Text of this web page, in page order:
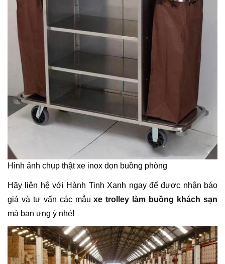
Hình ảnh chụp thật xe inox dọn buồng phòng
Hãy liên hệ với Hành Tinh Xanh ngay để được nhận báo
giá và tư vấn các mẫuxe trolley làm buồng khách sạn
mà bạn ưng ý nhé!